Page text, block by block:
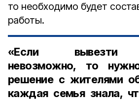
то необходимо будет
работы.
«Если вывезти
невозможно, то
решение с жителями
каждая семья знала,